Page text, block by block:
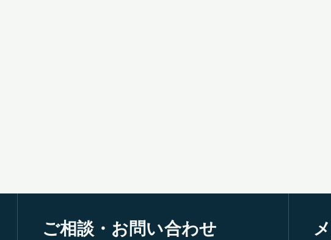
ご相談・お問い合わせ